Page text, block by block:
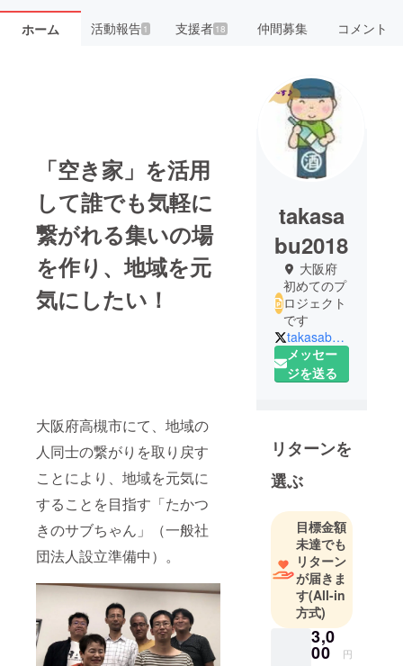
ホーム 活動報告1 支援者 18 仲間募集 コメント
「空き家」を活用
して誰でも気軽に
繋がれる集いの場
を作り、地域を元
気にしたい！
大阪府高槻市にて、地域の
人同士の繋がりを取り戻す
ことにより、地域を元気に
することを目指す「たかつ
きのサブちゃん」（一般社
団法人設立準備中）。
takasa
bu2018
大阪府
初めてのプ
ロジェクト
です
takasabu2018
メッセー
ジを送る
リターンを
選ぶ
目標金額
未達でも
リターン
が届きま
す(All-in
方式)
3,0
00 円